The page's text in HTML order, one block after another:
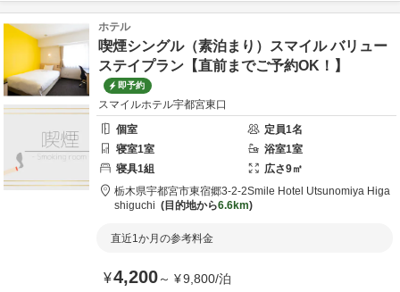
ホテル
喫煙シングル（素泊まり）スマイル バリュー
ステイプラン【直前までご予約OK！】
即予約
スマイルホテル宇都宮東口
個室
定員1名
寝室1室 浴室1室
寝具1組 広さ9㎡
栃木県宇都宮市東宿郷3-2-2Smile Hotel Utsunomiya Higa
shiguchi
目的地から6.6km
直近1か月の参考料金
¥4,200～ ¥9,800/泊